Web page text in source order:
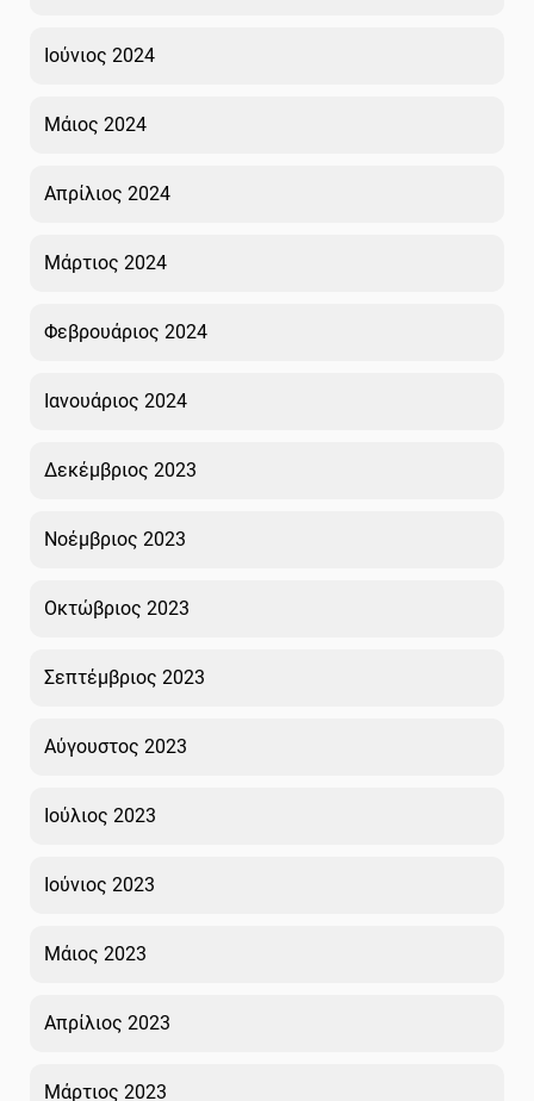
Ιούνιος 2024
Μάιος 2024
Απρίλιος 2024
Μάρτιος 2024
Φεβρουάριος 2024
Ιανουάριος 2024
Δεκέμβριος 2023
Νοέμβριος 2023
Οκτώβριος 2023
Σεπτέμβριος 2023
Αύγουστος 2023
Ιούλιος 2023
Ιούνιος 2023
Μάιος 2023
Απρίλιος 2023
Μάρτιος 2023